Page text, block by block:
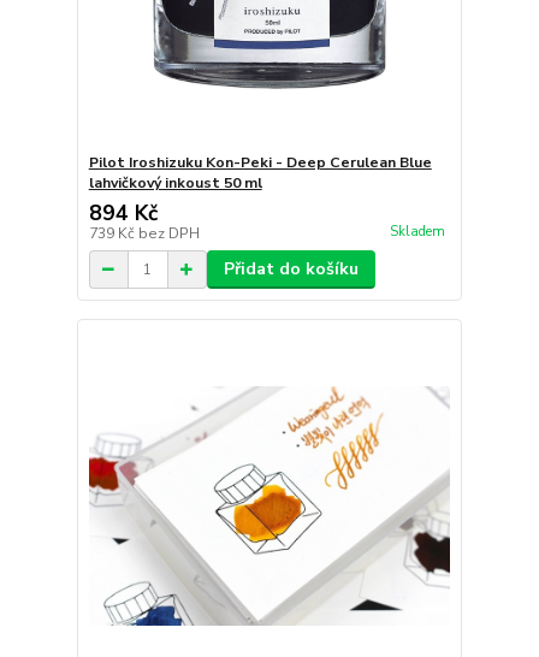
Pilot Iroshizuku Kon-Peki - Deep Cerulean Blue
lahvičkový inkoust 50 ml
894 Kč
739 Kč bez DPH Skladem
Přidat do košíku